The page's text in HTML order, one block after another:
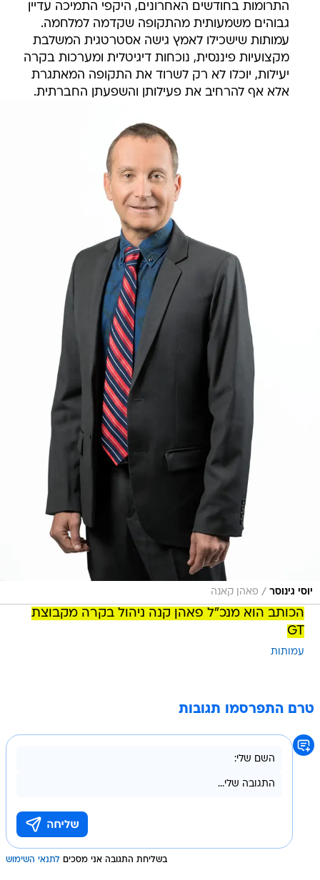
התרומות בחודשים האחרונים, היקפי התמיכה עדיין
גבוהים משמעותית מהתקופה שקדמה למלחמה.
עמותות שישכילו לאמץ גישה אסטרטגית המשלבת
מקצועיות פיננסית, נוכחות דיגיטלית ומערכות בקרה
יעילות, יוכלו לא רק לשרוד את התקופה המאתגרת
אלא אף להרחיב את פעילותן והשפעתן החברתית.
יוסי גינוסר / פאהן קאנה
הכותב הוא מנכ"ל פאהן קנה ניהול בקרה מקבוצת
GT
עמותות
טרם התפרסמו תגובות
בשליחת התגובה אני מסכים לתנאי השימוש